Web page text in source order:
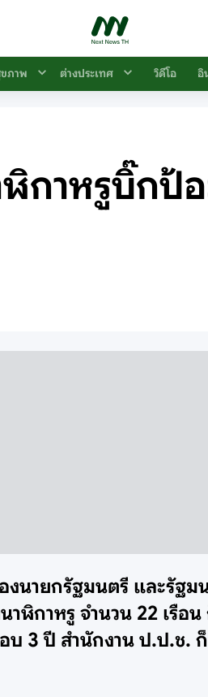
ภาพ ต่างประเทศ วิดีโอ อิ
กาหรูบิ๊กป้
ายกรัฐมนตรี และรัฐมน
ฬิกาหรู จำนวน 22 เรื
3 ปี สำนักงาน ป.ป.ช.